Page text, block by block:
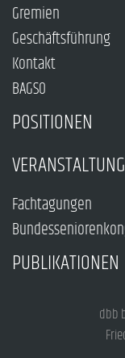
Gremien
Geschäftsführung
Kontakt
BAGSO
POSITIONEN
Fachtagungen
PUBLIKATIONEN
dbb